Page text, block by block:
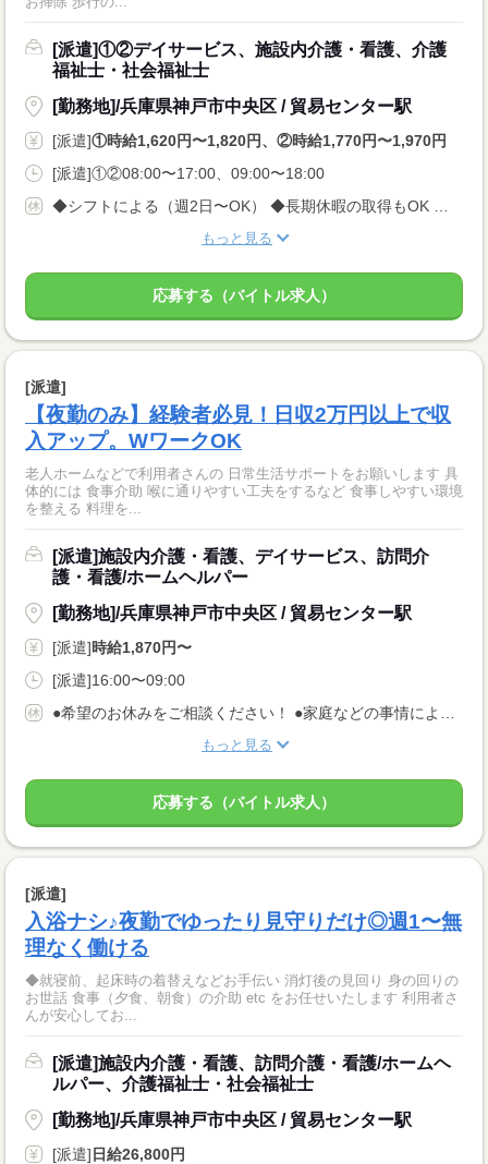
[派遣]①②デイサービス、施設内介護・看護、介護
福祉士・社会福祉士
[勤務地]/兵庫県神戸市中央区 / 貿易センター駅
[派遣]①時給1,620円〜1,820円、②時給1,770円〜1,970円
[派遣]①②08:00〜17:00、09:00〜18:00
もっと見る
応募する（バイトル求人）
[派遣]
【夜勤のみ】経験者必見！日収2万円以上で収
入アップ。WワークOK
老人ホームなどで利用者さんの 日常生活サポートをお願いします 具
体的には 食事介助 喉に通りやすい工夫をするなど 食事しやすい環境
を整える 料理を...
[派遣]施設内介護・看護、デイサービス、訪問介
護・看護/ホームヘルパー
[勤務地]/兵庫県神戸市中央区 / 貿易センター駅
[派遣]時給1,870円〜
[派遣]16:00〜09:00
もっと見る
応募する（バイトル求人）
[派遣]
入浴ナシ♪夜勤でゆったり見守りだけ◎週1〜無
理なく働ける
◆就寝前、起床時の着替えなどお手伝い 消灯後の見回り 身の回りの
お世話 食事（夕食、朝食）の介助 etc をお任せいたします 利用者さ
んが安心してお...
[派遣]施設内介護・看護、訪問介護・看護/ホームヘ
ルパー、介護福祉士・社会福祉士
[勤務地]/兵庫県神戸市中央区 / 貿易センター駅
[派遣] 日給26,800円